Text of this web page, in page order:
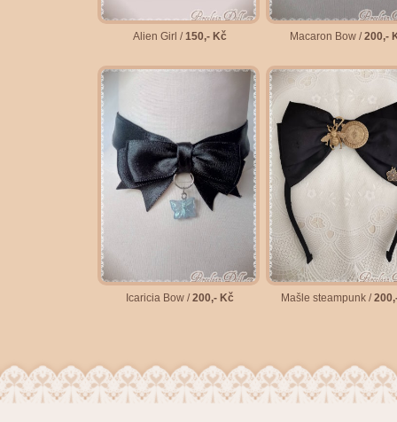
Alien Girl /150,- Kč Macaron Bow /200,-
Icaricia Bow /200,- Kč Mašle steampunk /